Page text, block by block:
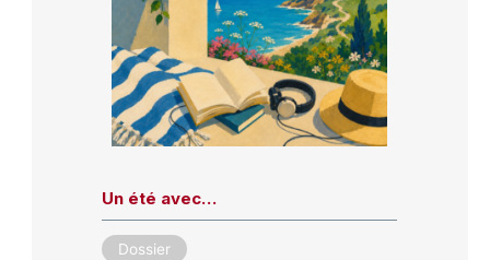
Un été avec…
Dossier